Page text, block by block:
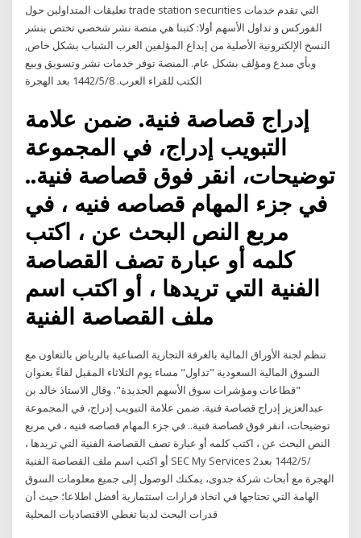
تعليقات المتداولين حول trade station securities التي تقدم خدمات
الفوركس و تداول الأسهم أولا: كتبنا هي منصة نشر شخصي تختص بنشر
النسخ الإلكترونية الأصلية من إبداع المؤلفين العرب الشباب بشكل خاص,
وبأي مبدع ومؤلف بشكل عام. المنصة توفر خدمات نشر وتسويق وبيع
الكتب للقراء العرب. 8‏‏/5‏‏/1442 بعد الهجرة
إدراج قصاصة فنية. ضمن علامة
التبويب إدراج، في المجموعة
توضيحات، انقر فوق قصاصة فنية..
في جزء المهام قصاصه فنيه ، في
مربع النص البحث عن ، اكتب
كلمه أو عبارة تصف القصاصة
الفنية التي تريدها ، أو اكتب اسم
ملف القصاصة الفنية
تنظم لجنة الأوراق المالية بالغرفة التجارية الصناعية بالرياض بالتعاون مع
السوق المالية السعودية "تداول" مساء يوم الثلاثاء المقبل لقاءً بعنوان
"قطاعات ومؤشرات سوق الأسهم الجديدة". وقال الاستاذ خالد بن
عبدالعزيز إدراج قصاصة فنية. ضمن علامة التبويب إدراج، في المجموعة
توضيحات، انقر فوق قصاصة فنية.. في جزء المهام قصاصه فنيه ، في مربع
النص البحث عن ، اكتب كلمه أو عبارة تصف القصاصة الفنية التي تريدها ،
أو اكتب اسم ملف القصاصة الفنية SEC My Services 2‏‏/5‏‏/1442 بعد
الهجرة مع أبحاث شركة جدوى، يمكنك الوصول إلى جميع معلومات السوق
الهامة التي تحتاجها في اتخاذ قرارات استثمارية أفضل اطلاعا؛ حيث أن
قدرات البحث لدينا تغطي الاقتصاديات المحلية